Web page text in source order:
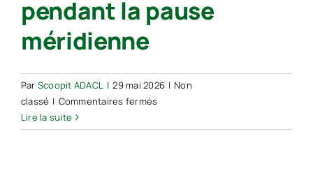
la
service
public
de
pendant la pause
méridienne
Par Scoopit ADACL | 29 mai 2026 | Non
classé | Commentaires ferméssur
la-
Lire la suite